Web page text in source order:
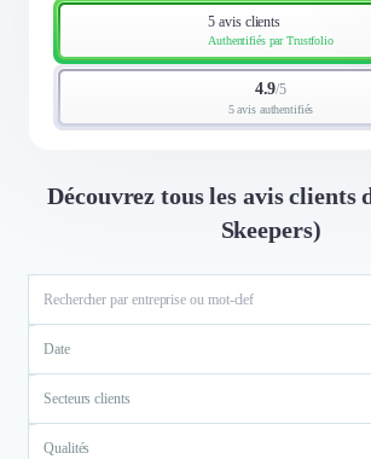
5 avis clients
Authentifiés par Trustfolio
4.9/5
5 avis authentifiés
Découvrez tous les avis clients
Skeepers)
Date
Secteurs clients
Qualités